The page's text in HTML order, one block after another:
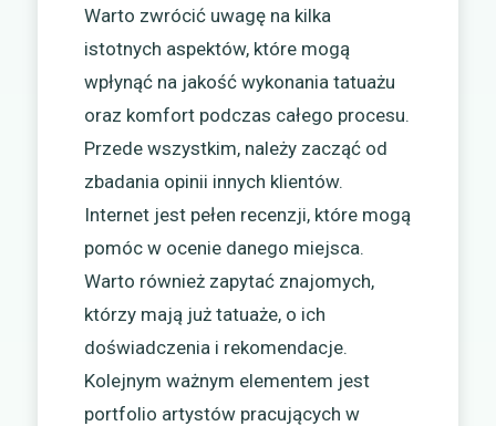
Warto zwrócić uwagę na kilka
istotnych aspektów, które mogą
wpłynąć na jakość wykonania tatuażu
oraz komfort podczas całego procesu.
Przede wszystkim, należy zacząć od
zbadania opinii innych klientów.
Internet jest pełen recenzji, które mogą
pomóc w ocenie danego miejsca.
Warto również zapytać znajomych,
którzy mają już tatuaże, o ich
doświadczenia i rekomendacje.
Kolejnym ważnym elementem jest
portfolio artystów pracujących w